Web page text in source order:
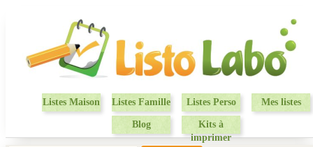
Listes Maison Listes Famille Listes Perso Mes listes
Blog
Kits à
imprimer